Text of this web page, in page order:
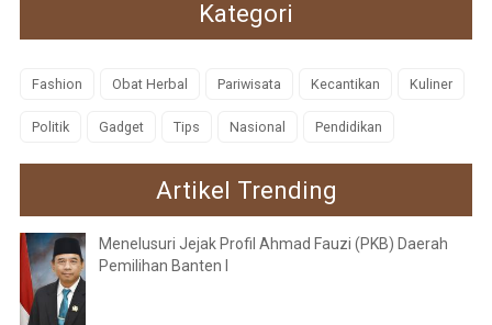
Kategori
Fashion Obat Herbal Pariwisata Kecantikan Kuliner
Politik Gadget Tips Nasional Pendidikan
Artikel Trending
Menelusuri Jejak Profil Ahmad Fauzi (PKB) Daerah
Pemilihan Banten I